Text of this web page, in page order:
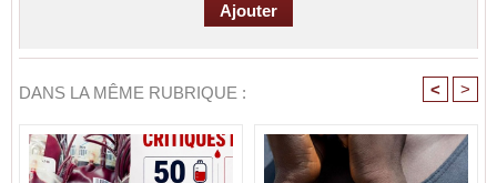
DANS LA MÊME RUBRIQUE : < >